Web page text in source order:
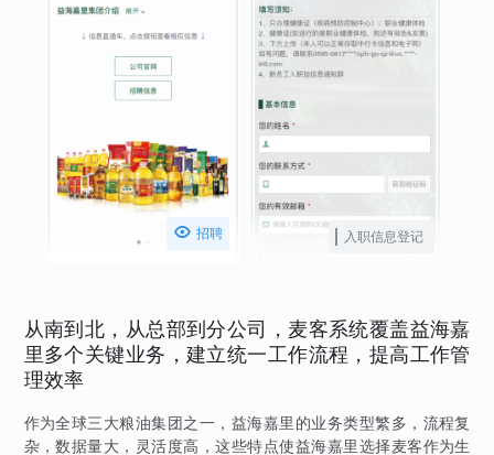
 招聘 入职信息登记
从南到北，从总部到分公司，麦客系统覆盖益海嘉
里多个关键业务，建立统一工作流程，提高工作管
理效率
作为全球三大粮油集团之一，益海嘉里的业务类型繁多，流程复
杂，数据量大，灵活度高，这些特点使益海嘉里选择麦客作为生